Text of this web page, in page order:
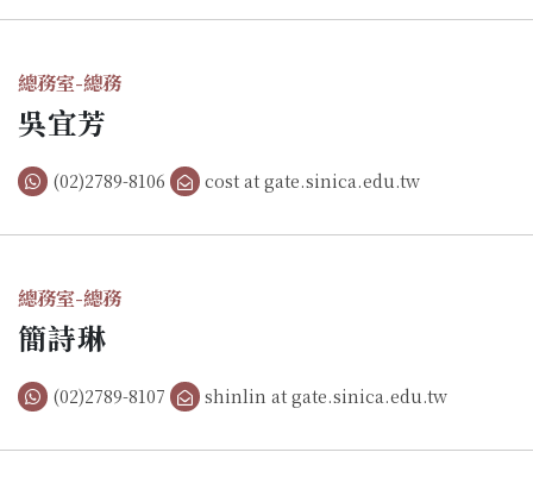
總務室-總務
吳宜芳
(02)2789-8106 cost at gate.sinica.edu.tw
總務室-總務
簡詩琳
(02)2789-8107 shinlin at gate.sinica.edu.tw